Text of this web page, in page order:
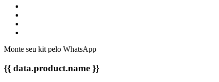
Monte seu kit pelo WhatsApp
{{ data.product.name }}